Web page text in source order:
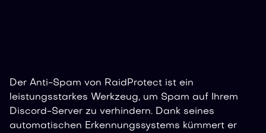
Der Anti-Spam von RaidProtect ist ein
leistungsstarkes Werkzeug, um Spam auf Ihrem
Discord-Server zu verhindern. Dank seines
automatischen Erkennungssystems kümmert er